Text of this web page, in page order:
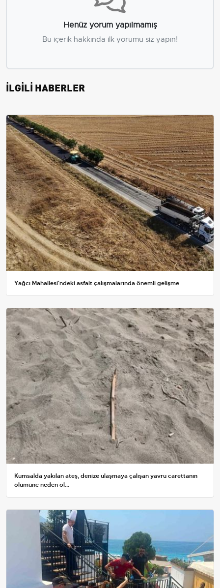
Henüz yorum yapılmamış
Bu içerik hakkında ilk yorumu siz yapın!
İLGİLİ HABERLER
Yağcı Mahallesi'ndeki asfalt çalışmalarında önemli gelişme
Kumsalda yakılan ateş, denize ulaşmaya çalışan yavru carettanın
ölümüne neden ol...